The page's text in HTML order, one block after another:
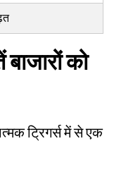
को
ट्रिगर्स में से एक